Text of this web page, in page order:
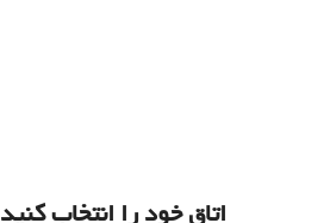
اتاق خود را انتخاب کنید